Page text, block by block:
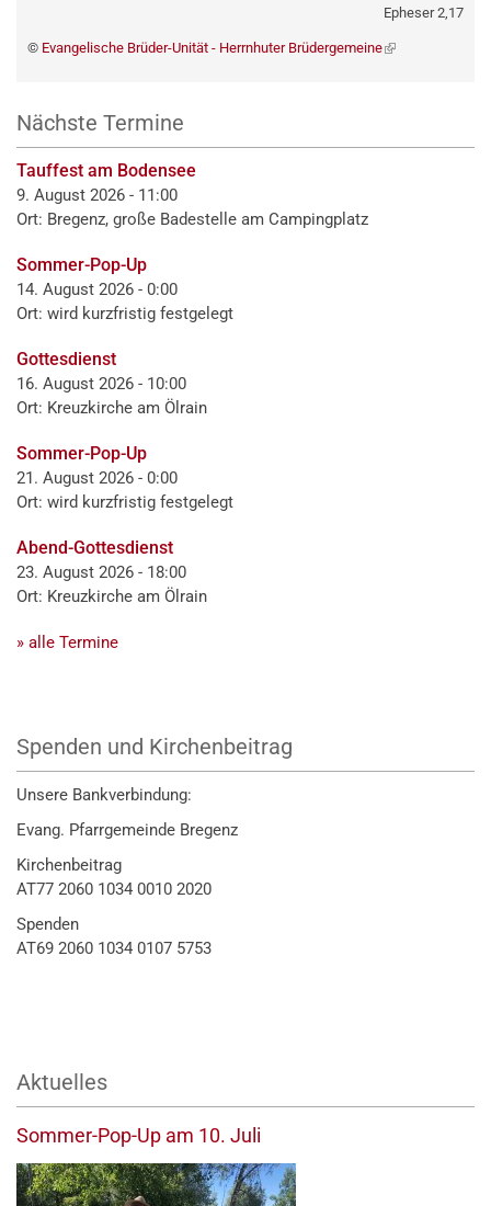
Epheser 2,17
© Evangelische Brüder-Unität - Herrnhuter Brüdergemeine(externer
Nächste Termine
Tauffest am Bodensee
9. August 2026 - 11:00
Ort: Bregenz, große Badestelle am Campingplatz
Sommer-Pop-Up
14. August 2026 - 0:00
Ort: wird kurzfristig festgelegt
Gottesdienst
16. August 2026 - 10:00
Ort: Kreuzkirche am Ölrain
Sommer-Pop-Up
21. August 2026 - 0:00
Ort: wird kurzfristig festgelegt
Abend-Gottesdienst
23. August 2026 - 18:00
Ort: Kreuzkirche am Ölrain
» alle Termine
Spenden und Kirchenbeitrag
Unsere Bankverbindung:
Evang. Pfarrgemeinde Bregenz
Kirchenbeitrag
AT77 2060 1034 0010 2020
Spenden
AT69 2060 1034 0107 5753
Aktuelles
Sommer-Pop-Up am 10. Juli